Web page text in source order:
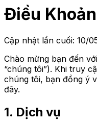
Điều
Cập nhật lần cuối: 10/
Chào mừng bạn đến
“chúng tôi”). Khi truy
chúng tôi, bạn đồng ý
đây.
1. Dịch vụ